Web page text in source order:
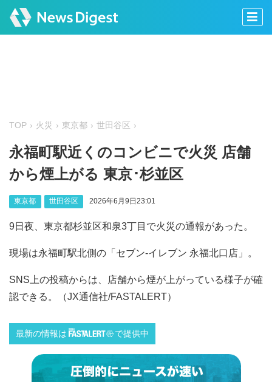
TOP 火災 東京都 世田谷区
永福町駅近くのコンビニで火災 店舗
から煙上がる 東京･杉並区
東京都 世田谷区 2026年6月9日23:01
9日夜、東京都杉並区和泉3丁目で火災の通報があった。
現場は永福町駅北側の「セブン-イレブン 永福北口店」。
SNS上の投稿からは、店舗から煙が上がっている様子が確
認できる。（JX通信社/FASTALERT）
最新の情報は で提供中